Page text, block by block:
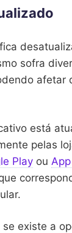
sofra
afetar
está
pelas
Play ou
existe a